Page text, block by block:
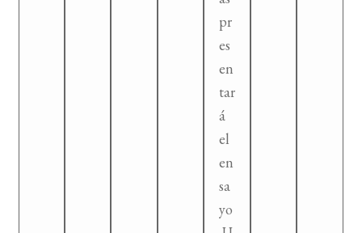
pr
es
en
tar
á
el
en
sa
yo